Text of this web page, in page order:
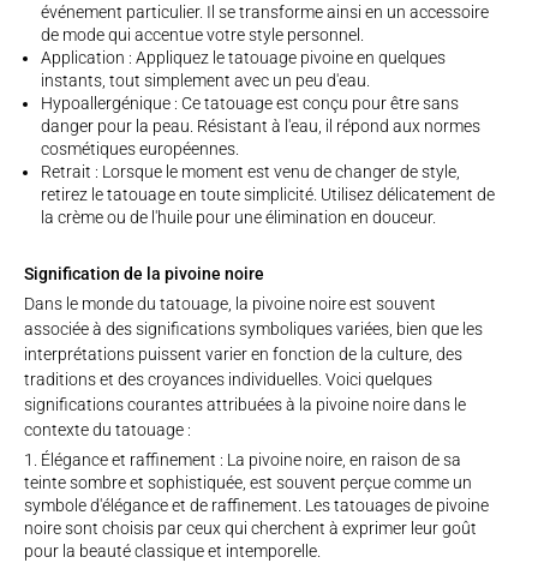
événement particulier. Il se transforme ainsi en un accessoire
de mode qui accentue votre style personnel.
Application : Appliquez le tatouage pivoine en quelques
instants, tout simplement avec un peu d'eau.
Hypoallergénique : Ce tatouage est conçu pour être sans
danger pour la peau. Résistant à l'eau, il répond aux normes
cosmétiques européennes.
Retrait : Lorsque le moment est venu de changer de style,
retirez le tatouage en toute simplicité. Utilisez délicatement de
la crème ou de l'huile pour une élimination en douceur.
Signification de la pivoine noire
Dans le monde du tatouage, la pivoine noire est souvent
associée à des significations symboliques variées, bien que les
interprétations puissent varier en fonction de la culture, des
traditions et des croyances individuelles. Voici quelques
significations courantes attribuées à la pivoine noire dans le
contexte du tatouage :
Élégance et raffinement : La pivoine noire, en raison de sa
teinte sombre et sophistiquée, est souvent perçue comme un
symbole d'élégance et de raffinement. Les tatouages de pivoine
noire sont choisis par ceux qui cherchent à exprimer leur goût
pour la beauté classique et intemporelle.